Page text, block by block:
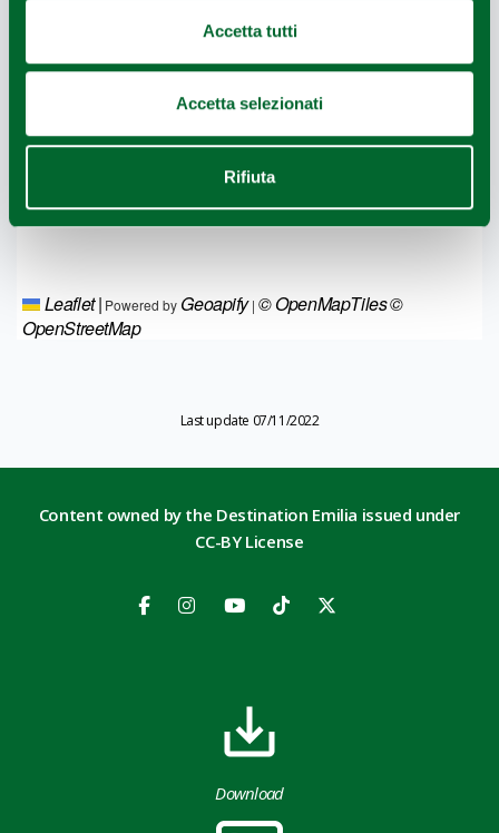
Accetta tutti
Accetta selezionati
Rifiuta
Leaflet| Powered by Geoapify|© OpenMapTiles©
OpenStreetMap
Last update 07/11/2022
Content owned by the Destination Emilia issued under
CC-BY License
Download